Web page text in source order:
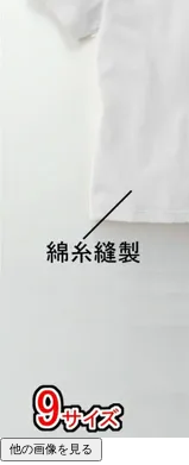
他の画像を見る